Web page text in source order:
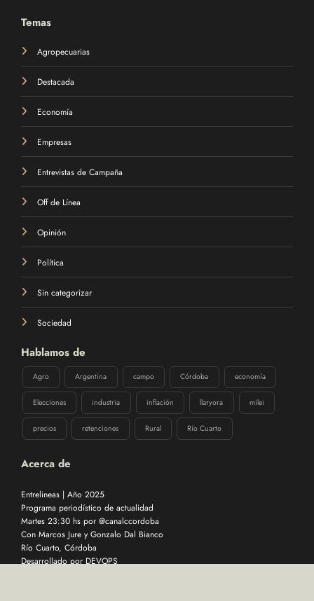
Temas
Agropecuarias
Destacada
Economía
Empresas
Entrevistas de Campaña
Off de Línea
Opinión
Política
Sin categorizar
Sociedad
Hablamos de
Agro Argentina campo Córdoba economía
Elecciones industria inflación llaryora milei
precios retenciones Rural Río Cuarto
Acerca de
Entrelineas | Año 2025
Programa periodístico de actualidad
Martes 23:30 hs por @canalccordoba
Con Marcos Jure y Gonzalo Dal Bianco
Río Cuarto, Córdoba
Desarrollado porDEVOPS